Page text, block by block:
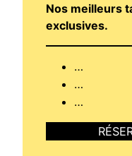
Nos meilleurs
exclusives.
…
…
…